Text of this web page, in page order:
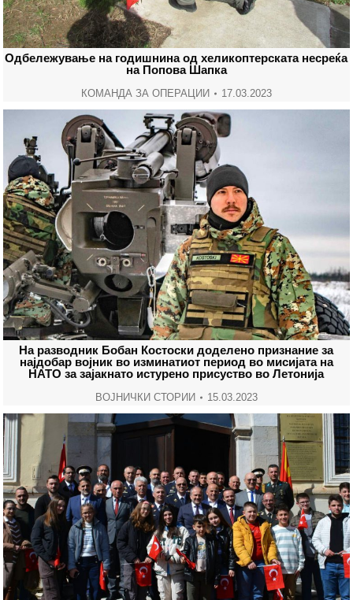
Одбележување на годишнина од хеликоптерската несреќа
на Попова Шапка
КОМАНДА ЗА ОПЕРАЦИИ 17.03.2023
На разводник Бобан Костоски доделено признание за
најдобар војник во изминатиот период во мисијата на
НАТО за зајакнато истурено присуство во Летонија
ВОЈНИЧКИ СТОРИИ 15.03.2023